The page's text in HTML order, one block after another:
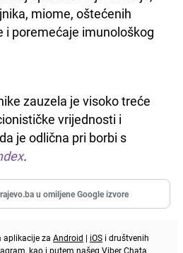
miome, oštećenih
i poremećaje imunološkog
zauzela je visoko treće
vrijednosti i
je odlična pri borbi s
.
u omiljene Google izvore
aplikacije za Android | iOS i društvenih
, kao i putem našeg ViberChata.